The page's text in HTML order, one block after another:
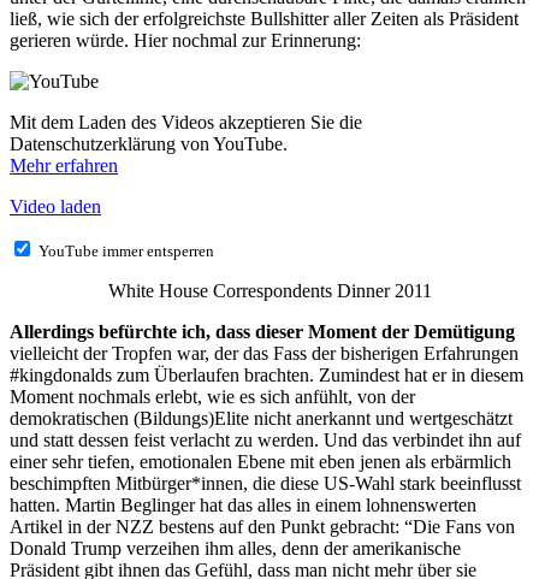
ließ, wie sich der erfolgreichste Bullshitter aller Zeiten als Präsident
gerieren würde. Hier nochmal zur Erinnerung:
Mit dem Laden des Videos akzeptieren Sie die
Datenschutzerklärung von YouTube.
Mehr erfahren
Video laden
YouTube immer entsperren
White House Correspondents Dinner 2011
Allerdings befürchte ich, dass dieser Moment der Demütigung
vielleicht der Tropfen war, der das Fass der bisherigen Erfahrungen
#kingdonalds zum Überlaufen brachten. Zumindest hat er in diesem
Moment nochmals erlebt, wie es sich anfühlt, von der
demokratischen (Bildungs)Elite nicht anerkannt und wertgeschätzt
und statt dessen feist verlacht zu werden. Und das verbindet ihn auf
einer sehr tiefen, emotionalen Ebene mit eben jenen als erbärmlich
beschimpften Mitbürger*innen, die diese US-Wahl stark beeinflusst
hatten. Martin Beglinger hat das alles in einem lohnenswerten
Artikel in der NZZ bestens auf den Punkt gebracht: “Die Fans von
Donald Trump verzeihen ihm alles, denn der amerikanische
Präsident gibt ihnen das Gefühl, dass man nicht mehr über sie